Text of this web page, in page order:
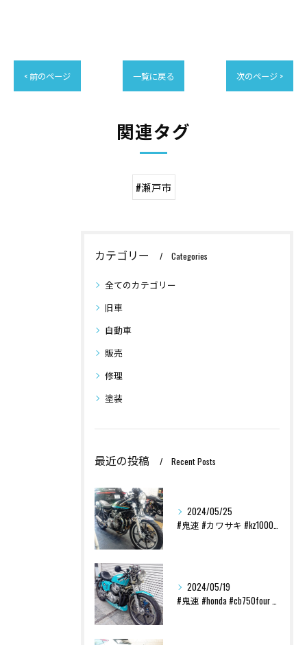
< 前のページ 一覧に戻る 次のページ >
関連タグ
#瀬戸市
カテゴリー Categories
全てのカテゴリー
旧車
自動車
販売
修理
塗装
最近の投稿 Recent Posts
2024/05/25
#鬼速 #カワサキ #kz1000 #70s #custom...
2024/05/19
#鬼速 #honda #cb750four #cb750k ...